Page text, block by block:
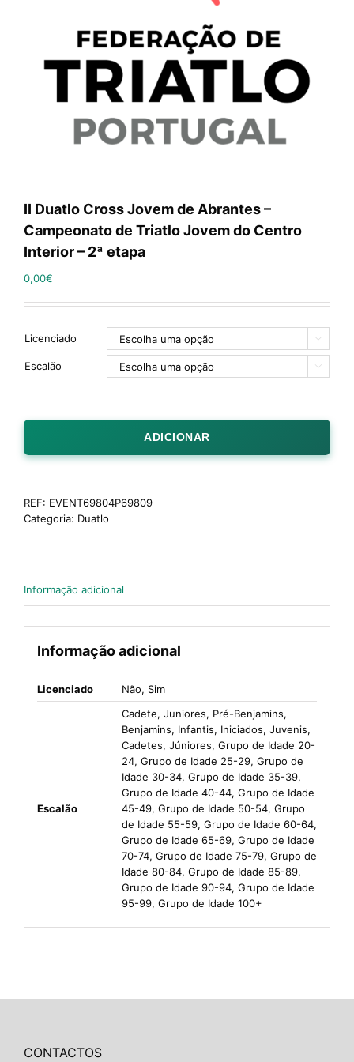
II Duatlo Cross Jovem de Abrantes –
Campeonato de Triatlo Jovem do Centro
Interior – 2ª etapa
0,00€
Licenciado 
Escalão 
ADICIONAR
REF: EVENT69804P69809
Categoria: Duatlo
Informação adicional
Informação adicional
Licenciado Não, Sim
Escalão
Cadete, Juniores, Pré-Benjamins,
Benjamins, Infantis, Iniciados, Juvenis,
Cadetes, Júniores, Grupo de Idade 20-
24, Grupo de Idade 25-29, Grupo de
Idade 30-34, Grupo de Idade 35-39,
Grupo de Idade 40-44, Grupo de Idade
45-49, Grupo de Idade 50-54, Grupo
de Idade 55-59, Grupo de Idade 60-64,
Grupo de Idade 65-69, Grupo de Idade
70-74, Grupo de Idade 75-79, Grupo de
Idade 80-84, Grupo de Idade 85-89,
Grupo de Idade 90-94, Grupo de Idade
95-99, Grupo de Idade 100+
CONTACTOS